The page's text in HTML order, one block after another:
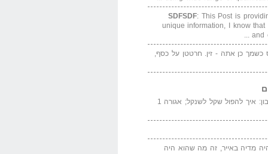
SDFSDF: This Post is
unique information, I know
and
כשמך כן אתה - זין. חרטטן על כסף,
המדייה באייר הנבון: איך להפול שקל לשנקל; אגורה 1
מדיה באייר, זה מה שהוא היה